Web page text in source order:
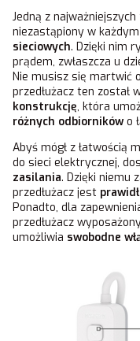
Jedną z
niezastąpiony w
sieciowych. Dzięki nim
prądem, zwłaszcza u
Nie musisz się martwić
przedłużacz ten został
konstrukcję, która
różnych odbiorników o
Abyś mógł z łatwością
do sieci elektrycznej,
zasilania. Dzięki niemu
przedłużacz jest
Ponadto, dla
przedłużacz
umożliwia swobodne